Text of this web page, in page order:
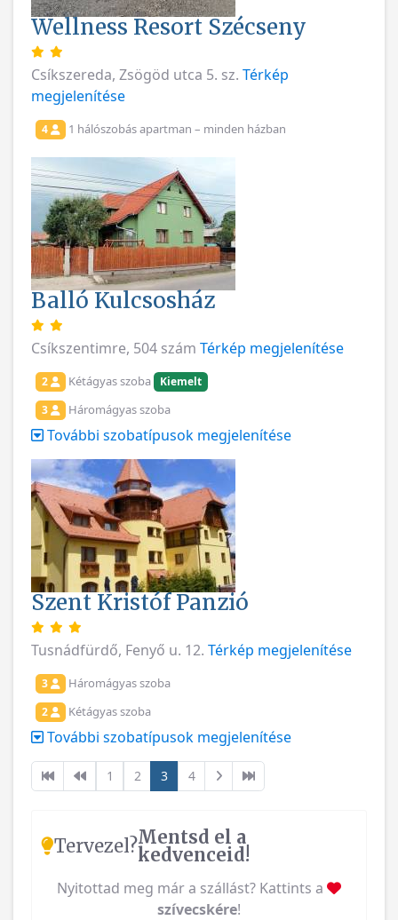
Wellness Resort Szécseny
Csíkszereda, Zsögöd utca 5. sz. Térkép
megjelenítése
4 1 hálószobás apartman – minden házban
Balló Kulcsosház
Csíkszentimre, 504 szám Térkép megjelenítése
2 Kétágyas szoba
Kiemelt
3
Háromágyas szoba
További szobatípusok megjelenítése
Szent Kristóf Panzió
Tusnádfürdő, Fenyő u. 12. Térkép megjelenítése
3 Háromágyas szoba
2 Kétágyas szoba
További szobatípusok megjelenítése
1 2 3 4
Tervezel?Mentsd el a
kedvenceid!
Nyitottad meg már a szállást? Kattints a
szívecskére!